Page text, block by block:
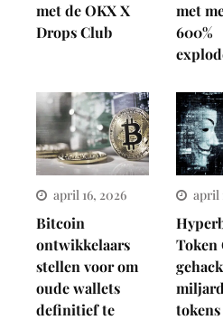
met de OKX X
Drops Club
met
600%
april 16, 2026
Bitcoin
ontwikkelaars
stellen voor om
oude wallets
definitief te
april
Token